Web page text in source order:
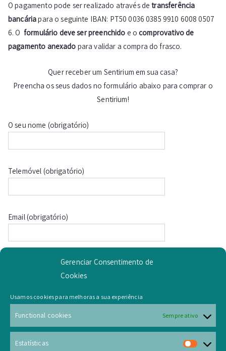
Gerenciar Consentimento de
Cookies
Usamos cookies para melhoras a sua experiência
Functional cookies Sempre ativo
Estatísticas
O pagamento pode ser realizado através detransferência
bancáriapara o seguinte IBAN: PT50 0036 0385 9910 6008 0507
6. O formulário deve ser preenchido e ocomprovativo de
pagamento anexado para validar a compra do frasco.
Quer receber um Sentirium em sua casa?
Preencha os seus dados no formulário abaixo para comprar o
Sentirium!
O seu nome (obrigatório)
Telemóvel (obrigatório)
Email (obrigatório)
Morada (obrigatório)